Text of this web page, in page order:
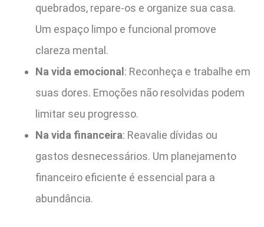
quebrados, repare-os e organize sua casa.
Um espaço limpo e funcional promove
clareza mental.
Na vida emocional : Reconheça e trabalhe em
suas dores. Emoções não resolvidas podem
limitar seu progresso.
Na vida financeira: Reavalie dívidas ou
gastos desnecessários. Um planejamento
financeiro eficiente é essencial para a
abundância.